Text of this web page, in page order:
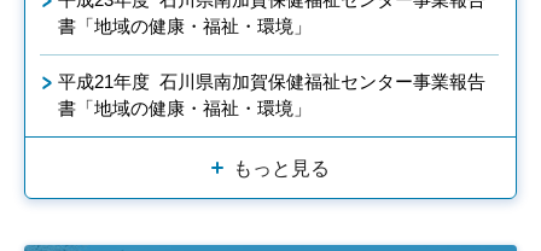
書「地域の健康・福祉・環境」
平成21年度 石川県南加賀保健福祉センター事業報告
書「地域の健康・福祉・環境」
もっと見る